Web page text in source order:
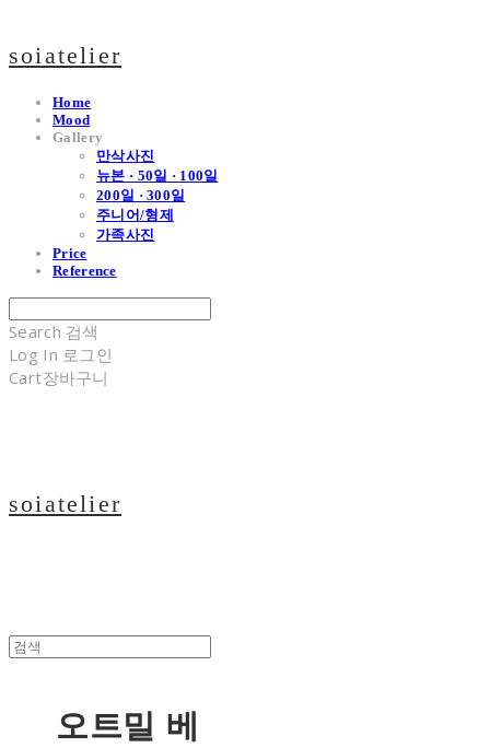
soiatelier
Home
Mood
Gallery
만삭사진
뉴본 · 50일 · 100일
200일 · 300일
주니어/형제
가족사진
Price
Reference
Search 검색
Log In 로그인
Cart장바구니
soiatelier
오트밀 베